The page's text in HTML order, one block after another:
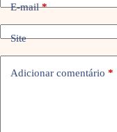
E-mail*
Site
Adicionar comentário *